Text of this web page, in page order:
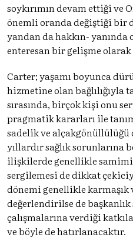
soykırımın devam ettiği ve
önemli oranda değiştiği
yandan da hakkın-
enteresan bir gelişme olarak
Carter; yaşamı boyunca
hizmetine olan bağlılığıyla
sırasında, birçok kişi onu
pragmatik kararları ile
sadelik ve alçakgönüllülüğü
yıllardır sağlık sorunlarına
ilişkilerde genellikle
sergilemesi de dikkat
dönemi genellikle karmaşık
değerlendirilse de başkanlık
çalışmalarına verdiği
ve böyle de hatırlanacaktır.